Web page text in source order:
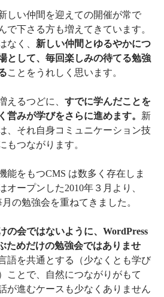
しい仲間を迎えての開催が常で
で下さる方も増えてきています。
なく、 新しい仲間とゆるやかにつ
として、毎回楽しみの待てる勉強
ことをうれしく思います。
えるつどに、 すでに学んだことを
営みが学びをさらに進めます。 新
、それ自身コミュニケーション技
もつながります。
能をもつCMS は数多く存在しま
オープンした2010年３月より、
の勉強会を重ねてきました。
の会ではないように、WordPress
ためだけの勉強会ではありませ
語を共通とする（少なくとも学び
ことで、自然につながりがもて
が進むケースも少なくありません